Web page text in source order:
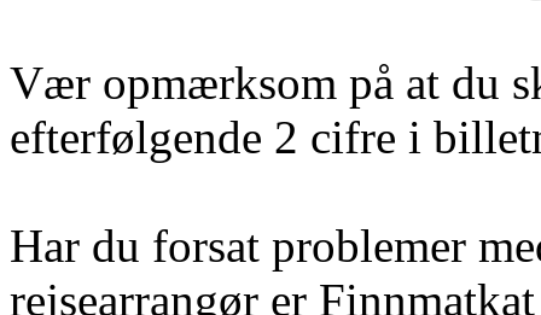
Vær opmærksom på at du
efterfølgende 2 cifre i
Har du forsat problemer
rejsearrangør er